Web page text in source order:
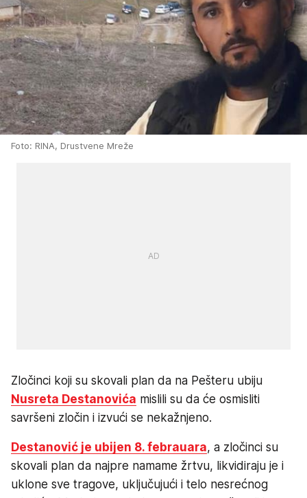
Foto: RINA, Drustvene Mreže
Zločinci koji su skovali plan da na Pešteru ubiju
Nusreta Destanovića mislili su da će osmisliti
savršeni zločin i izvući se nekažnjeno.
Destanović je ubijen 8. febrauara, a zločinci su
skovali plan da najpre namame žrtvu, likvidiraju je i
uklone sve tragove, uključujući i telo nesrećnog